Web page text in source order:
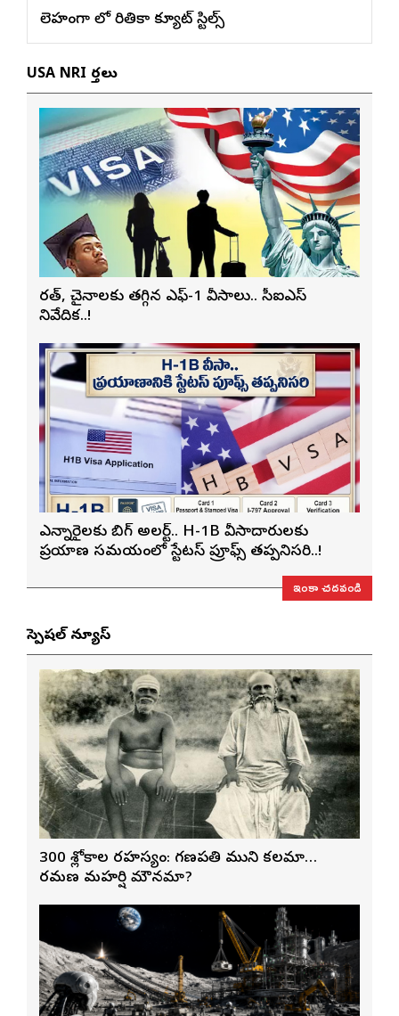
లెహంగా లో రితికా క్యూట్ స్టిల్స్
USA NRI వార్తలు
భారత్, చైనాలకు తగ్గిన ఎఫ్-1 వీసాలు.. సీఐఎస్
నివేదిక..!
ఎన్నారైలకు బిగ్ అలర్ట్.. H-1B వీసాదారులకు
ప్రయాణ సమయంలో స్టేటస్ ప్రూఫ్స్ తప్పనిసరి..!
ఇంకా చదవండి
స్పెషల్ న్యూస్
300 శ్లోకాల రహస్యం: గణపతి ముని కలమా…
రమణ మహర్షి మౌనమా?